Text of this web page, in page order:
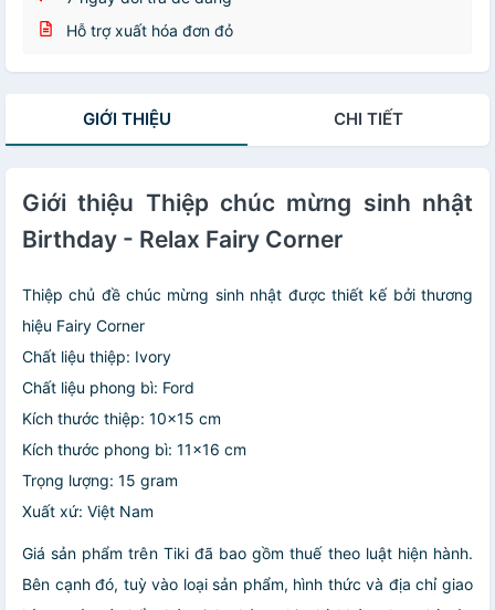
Hỗ trợ xuất hóa đơn đỏ
GIỚI THIỆU CHI TIẾT
Giới thiệu Thiệp chúc mừng sinh nhật
Birthday - Relax Fairy Corner
Thiệp chủ đề chúc mừng sinh nhật được thiết kế bởi thương
hiệu Fairy Corner
Chất liệu thiệp: Ivory
Chất liệu phong bì: Ford
Kích thước thiệp: 10×15 cm
Kích thước phong bì: 11×16 cm
Trọng lượng: 15 gram
Xuất xứ: Việt Nam
Giá sản phẩm trên Tiki đã bao gồm thuế theo luật hiện hành.
Bên cạnh đó, tuỳ vào loại sản phẩm, hình thức và địa chỉ giao